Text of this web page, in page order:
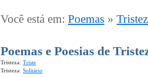
Você está em: Poemas »
Poemas e Poesias de
Tristeza: Triste
Tristeza: Solitário